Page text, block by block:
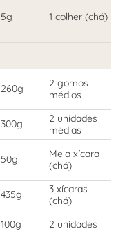
5g 1 colher (chá)
260g
2 gomos
médios
300g
2 unidades
médias
50g
Meia xícara
(chá)
435g
3 xícaras
(chá)
100g 2 unidades